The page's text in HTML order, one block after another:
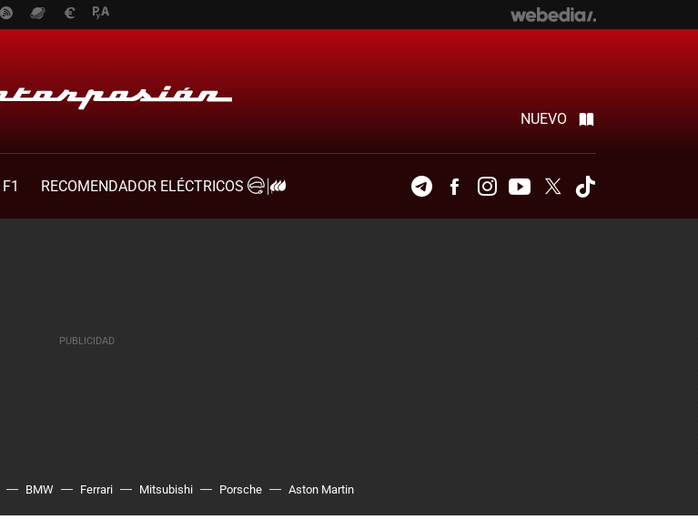
NUEVO
F1
RECOMENDADOR ELÉCTRICOS
TelegramFacebookInstagramYoutubeTwitter
BMW Ferrari Mitsubishi Porsche Aston Martin